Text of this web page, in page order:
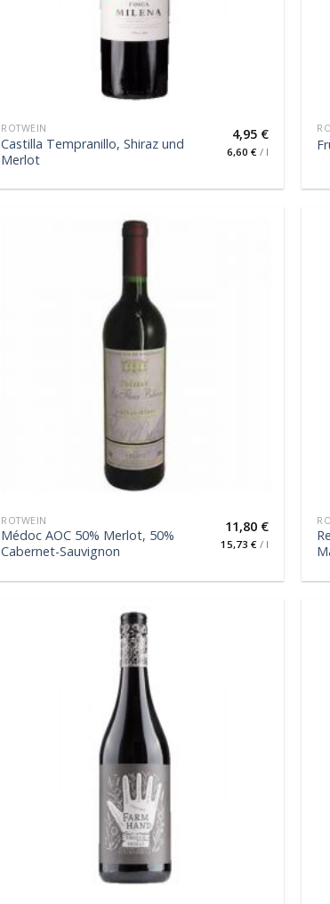
ROTWEIN
Castilla Tempranillo, Shiraz und
Merlot
4,95 €
6,60 € / l
ROTWEIN
Médoc AOC 50% Merlot, 50%
Cabernet-Sauvignon
11,80 €
15,73 € / l